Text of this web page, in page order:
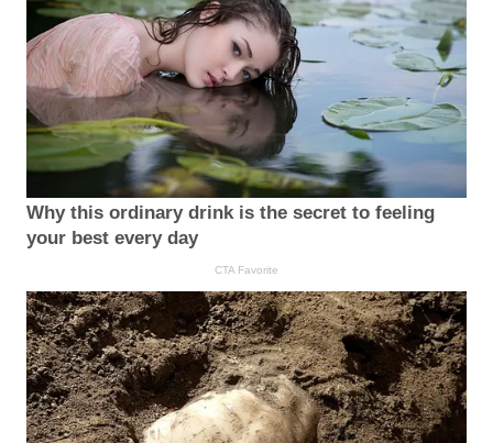
Why this ordinary drink is the secret to feeling
your best every day
CTA Favorite